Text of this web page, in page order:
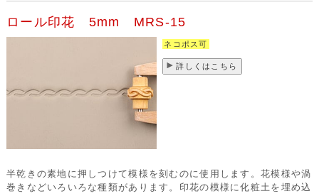
ロール印花 5mm MRS-15
ネコポス可
詳しくはこちら
半乾きの素地に押しつけて模様を刻むのに使用します。花模様や渦
巻きなどいろいろな種類があります。印花の模様に化粧土を埋め込